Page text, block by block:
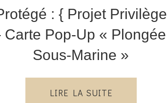
: { Projet Privilège
Carte Pop-Up « Plongée
Sous-Marine »
LIRE LA SUITE